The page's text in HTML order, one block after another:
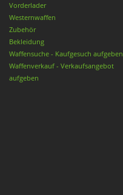
Vorderlader
Westernwaffen
Zubehör
Bekleidung
Waffensuche - Kaufgesuch aufgeben
Waffenverkauf - Verkaufsangebot
aufgeben